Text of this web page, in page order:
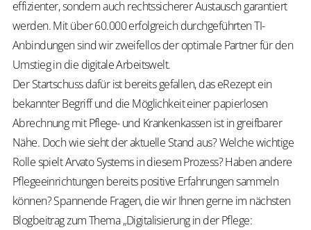
effizienter, sondern auch rechtssicherer Austausch garantiert
werden. Mit über 60.000 erfolgreich durchgeführten TI-
Anbindungen sind wir zweifellos der optimale Partner für den
Umstieg in die digitale Arbeitswelt.
Der Startschuss dafür ist bereits gefallen, das eRezept ein
bekannter Begriff und die Möglichkeit einer papierlosen
Abrechnung mit Pflege- und Krankenkassen ist in greifbarer
Nähe. Doch wie sieht der aktuelle Stand aus? Welche wichtige
Rolle spielt Arvato Systems in diesem Prozess? Haben andere
Pflegeeinrichtungen bereits positive Erfahrungen sammeln
können? Spannende Fragen, die wir Ihnen gerne im nächsten
Blogbeitrag zum Thema „Digitalisierung in der Pflege: